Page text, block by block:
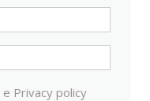
e Privacy policy